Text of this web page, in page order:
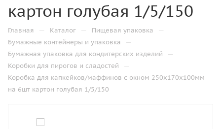
картон голубая 1/5/150
Главная — Каталог — Пищевая упаковка —
Бумажные контейнеры и упаковка —
Бумажная упаковка для кондитерских изделий —
Коробки для пирогов и сладостей —
Коробка для капкейков/маффинов с окном 250х170х100мм
на 6шт картон голубая 1/5/150